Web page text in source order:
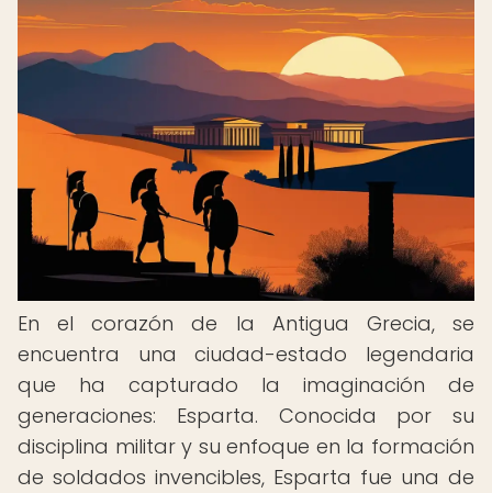
En el corazón de la Antigua Grecia, se
encuentra una ciudad-estado legendaria
que ha capturado la imaginación de
generaciones: Esparta. Conocida por su
disciplina militar y su enfoque en la formación
de soldados invencibles, Esparta fue una de